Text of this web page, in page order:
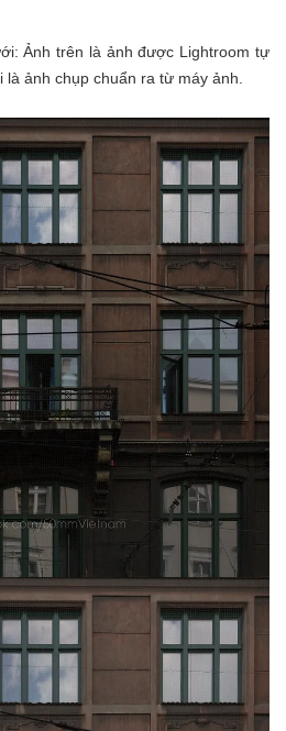
Ảnh trên là ảnh được Lightroom tự
ảnh chụp chuẩn ra từ máy ảnh.